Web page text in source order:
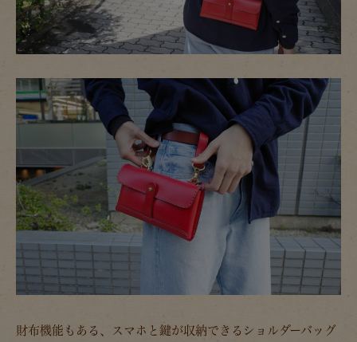
財布機能もある、スマホと鍵が収納できるショルダーバッグ